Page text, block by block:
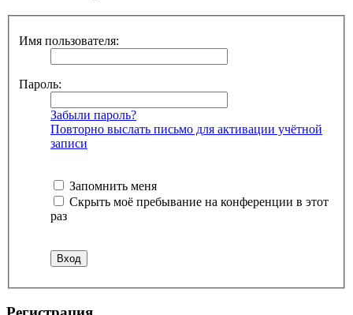
Имя пользователя:
Пароль:
Забыли пароль?
Повторно выслать письмо для активации учётной
записи
Запомнить меня
Скрыть моё пребывание на конференции в этот
раз